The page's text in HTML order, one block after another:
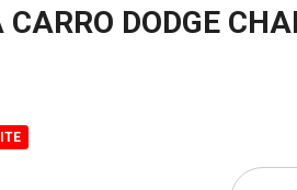
DODGE